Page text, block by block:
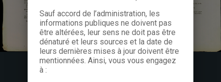
Sauf accord de l’administration, les
informations publiques ne doivent pas
être altérées, leur sens ne doit pas être
dénaturé et leurs sources et la date de
leurs dernières mises à jour doivent être
mentionnées. Ainsi, vous vous engagez
à :